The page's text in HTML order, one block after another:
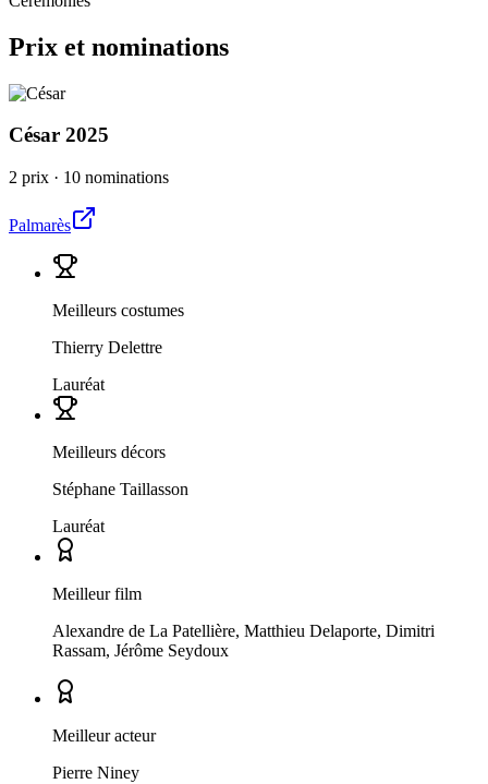
Prix et nominations
César 2025
2 prix · 10 nominations
Palmarès
Meilleurs costumes
Thierry Delettre
Lauréat
Meilleurs décors
Stéphane Taillasson
Lauréat
Meilleur film
Alexandre de La Patellière, Matthieu Delaporte, Dimitri
Rassam, Jérôme Seydoux
Meilleur acteur
Pierre Niney